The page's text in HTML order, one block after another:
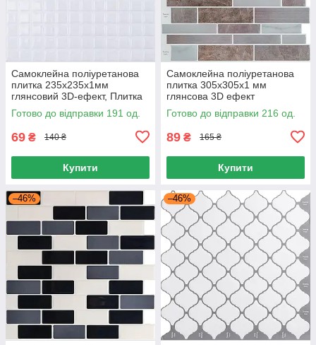
Самоклейна поліуретанова
плитка 235х235х1мм
глянсовий 3D-ефект, Плитка
для стін вологостійка
Готово до відправки 191 од.
69 ₴ 140 ₴
Купити
Самоклейна поліуретанова
плитка 305х305х1 мм
глянсова 3D ефект
вологостійка, Панелі 3D для
стін
Готово до відправки 216 од.
89 ₴ 165 ₴
Купити
–46% –46%